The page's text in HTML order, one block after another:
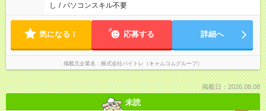
し / パソコンスキル不要
気になる！ 応募する 詳細へ
掲載元企業名 株式会社バイトレ（キャムコムグループ）
掲載日：2026.08.08
未読